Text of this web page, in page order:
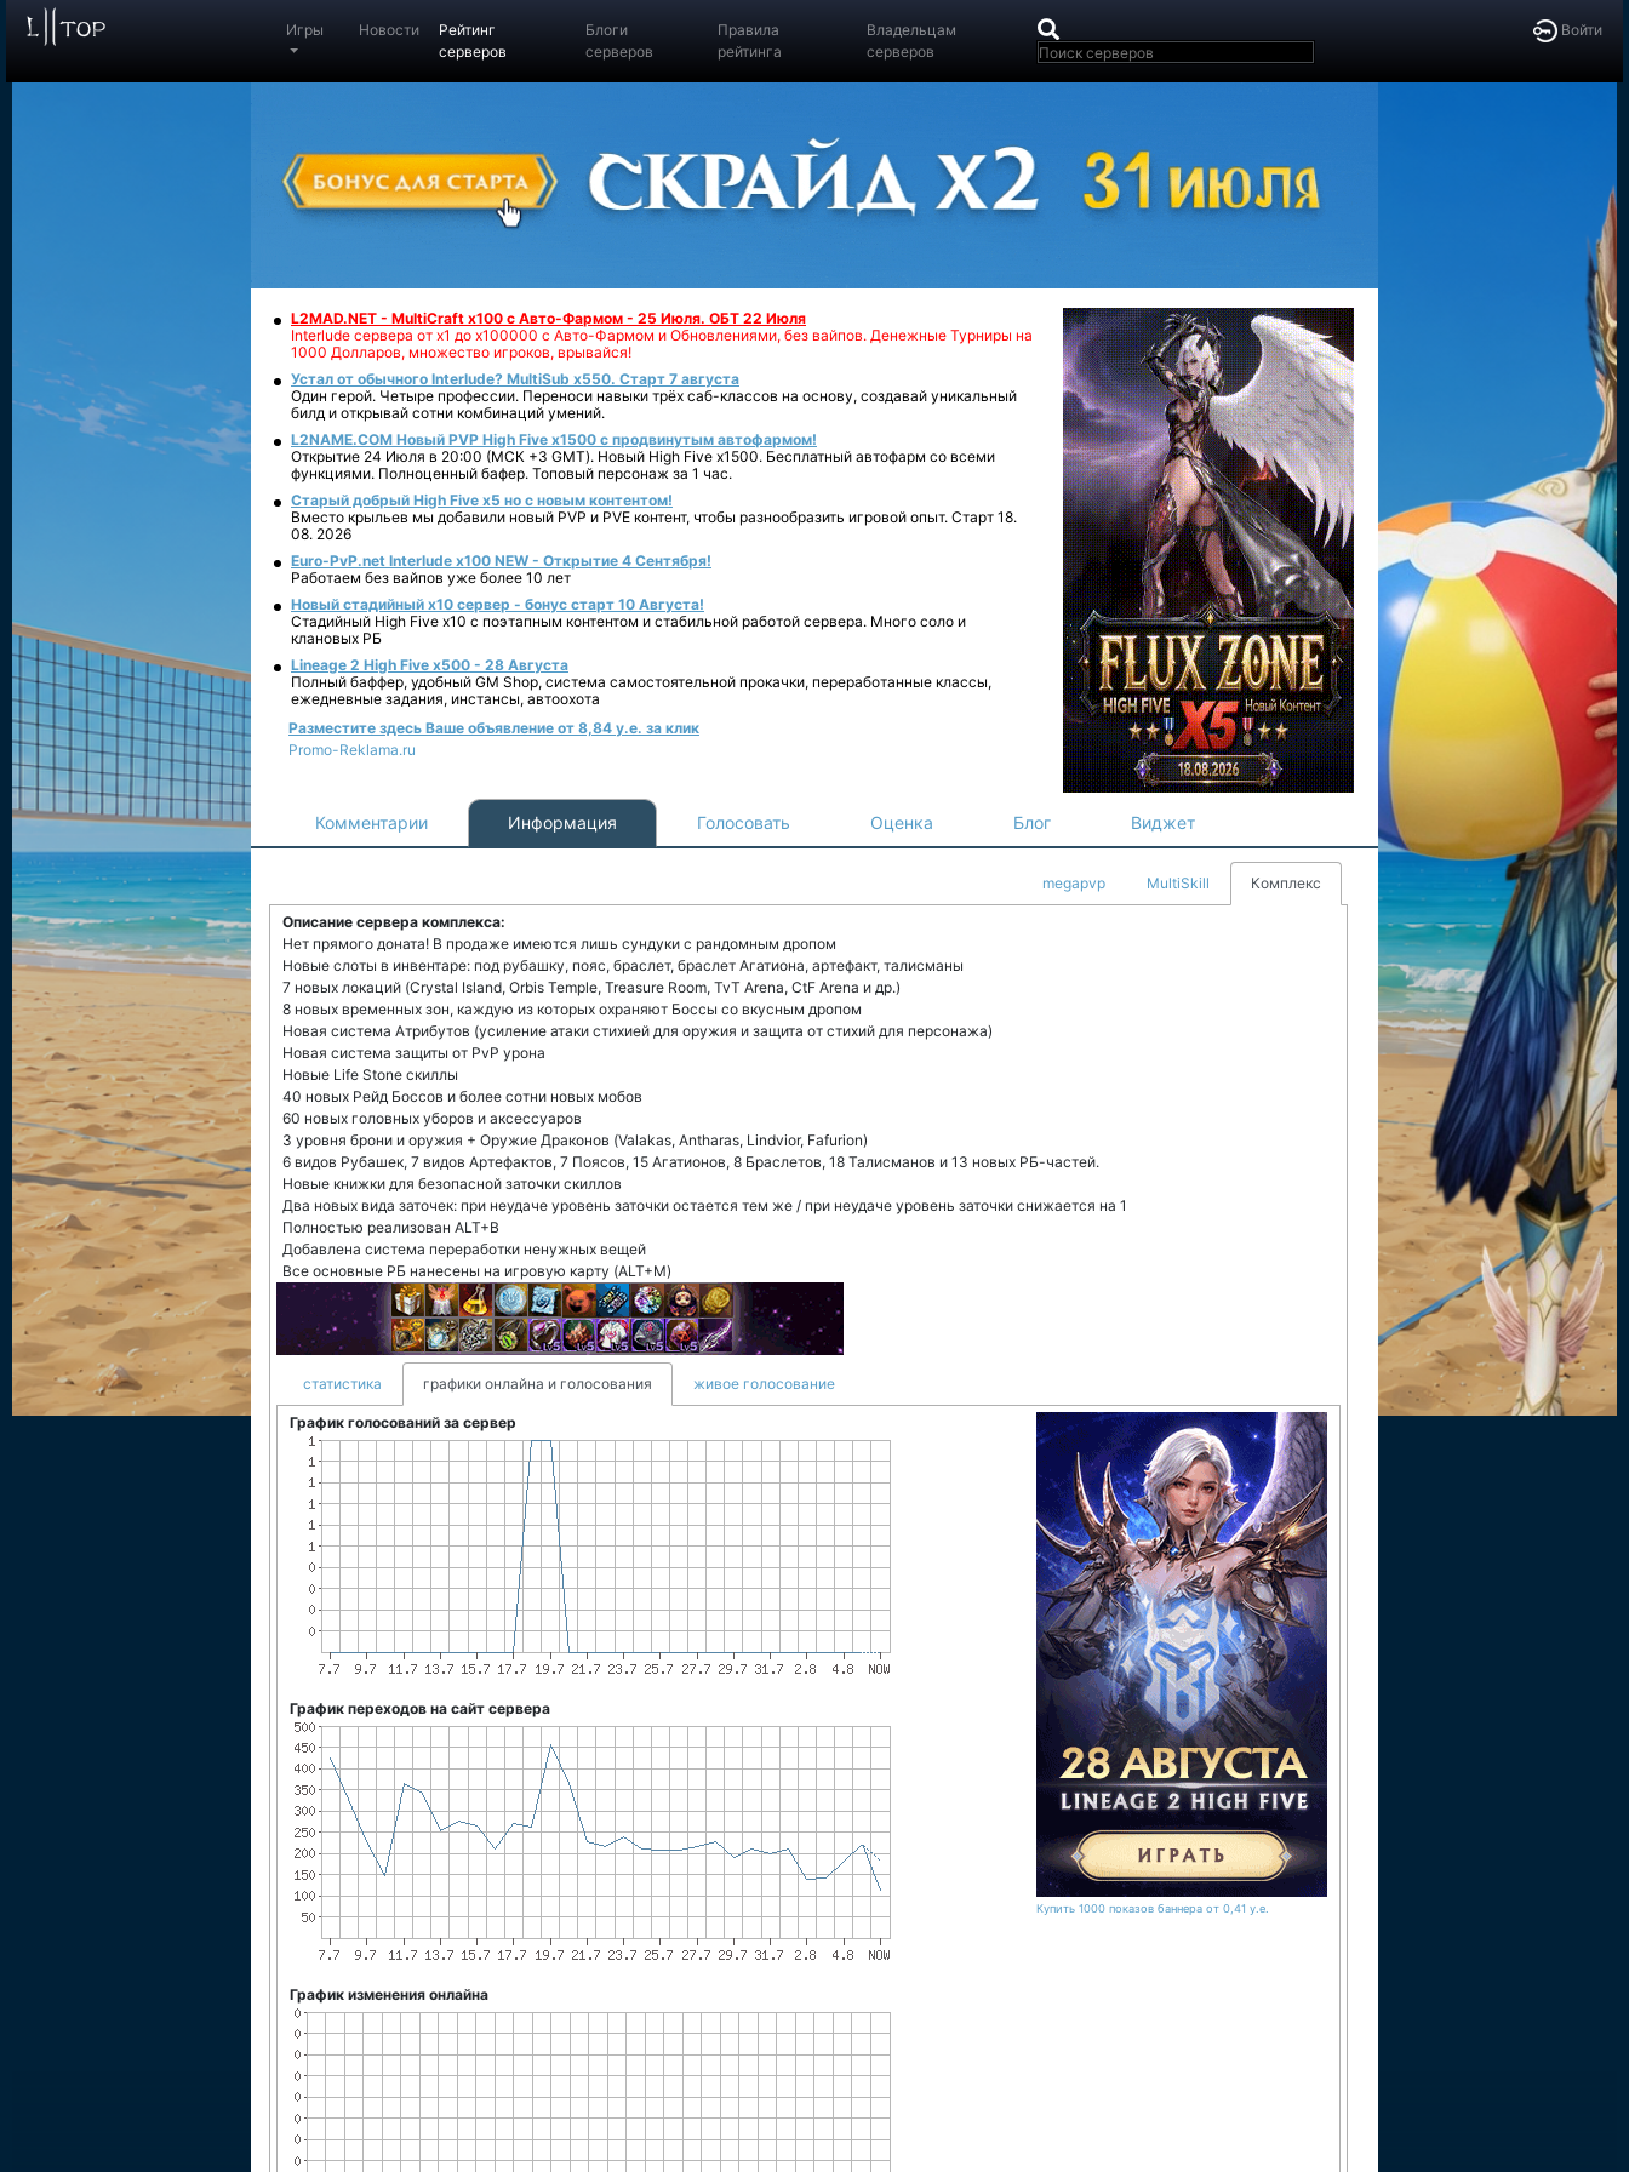
Войти
Игры Новости
Рейтинг
серверов
Блоги
серверов
Правила
рейтинга
Владельцам
серверов
L2MAD.NET - MultiCraft x100 с Авто-Фармом - 25 Июля. ОБТ 22 Июля
Interlude сервера от х1 до х100000 с Авто-Фармом и Обновлениями, без вайпов. Денежные Турниры на
1000 Долларов, множество игроков, врывайся!
Устал от обычного Interlude? MultiSub x550. Старт 7 августа
Один герой. Четыре профессии. Переноси навыки трёх саб-классов на основу, создавай уникальный
билд и открывай сотни комбинаций умений.
L2NAME.COM Новый PVP High Five x1500 с продвинутым автофармом!
Открытие 24 Июля в 20:00 (МСК +3 GMT). Новый High Five x1500. Бесплатный автофарм со всеми
функциями. Полноценный бафер. Топовый персонаж за 1 час.
Старый добрый High Five x5 но с новым контентом!
Вместо крыльев мы добавили новый PVP и PVE контент, чтобы разнообразить игровой опыт. Старт 18.
08. 2026
Euro-PvP.net Interlude х100 NEW - Открытие 4 Сентября!
Работаем без вайпов уже более 10 лет
Новый стадийный х10 сервер - бонус старт 10 Августа!
Стадийный High Five x10 с поэтапным контентом и стабильной работой сервера. Много соло и
клановых РБ
Lineage 2 High Five x500 - 28 Августа
Полный баффер, удобный GM Shop, система самостоятельной прокачки, переработанные классы,
ежедневные задания, инстансы, автоохота
Разместите здесь Ваше объявление от 8,84 у.е. за клик
Promo-Reklama.ru
Комментарии Информация Голосовать Оценка Блог Виджет
megapvp MultiSkill Комплекс
Описание сервера комплекса:
Нет прямого доната! В продаже имеются лишь сундуки с рандомным дропом
Новые слоты в инвентаре: под рубашку, пояс, браслет, браслет Агатиона, артефакт, талисманы
7 новых локаций (Crystal Island, Orbis Temple, Treasure Room, TvT Arena, CtF Arena и др.)
8 новых временных зон, каждую из которых охраняют Боссы со вкусным дропом
Новая система Атрибутов (усиление атаки стихией для оружия и защита от стихий для персонажа)
Новая система защиты от PvP урона
Новые Life Stone скиллы
40 новых Рейд Боссов и более сотни новых мобов
60 новых головных уборов и аксессуаров
3 уровня брони и оружия + Оружие Драконов (Valakas, Antharas, Lindvior, Fafurion)
6 видов Рубашек, 7 видов Артефактов, 7 Поясов, 15 Агатионов, 8 Браслетов, 18 Талисманов и 13 новых РБ-частей.
Новые книжки для безопасной заточки скиллов
Два новых вида заточек: при неудаче уровень заточки остается тем же / при неудаче уровень заточки снижается на 1
Полностью реализован ALT+B
Добавлена система переработки ненужных вещей
Все основные РБ нанесены на игровую карту (ALT+M)
статистика графики онлайна и голосования живое голосование
Купить 1000 показов баннера от 0,41 у.е.
График голосований за сервер
График переходов на сайт сервера
График изменения онлайна